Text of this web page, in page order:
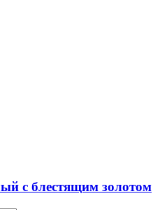
с блестящим золотом